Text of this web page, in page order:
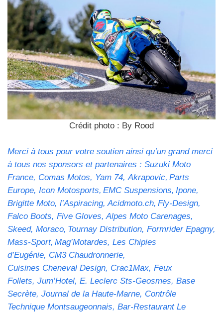
Crédit photo : By Rood
Merci à tous pour votre soutien ainsi qu’un grand merci
à tous nos sponsors et partenaires : Suzuki Moto
France, Comas Motos, Yam 74, Akrapovic, Parts
Europe, Icon Motosports, EMC Suspensions, Ipone,
Brigitte Moto, l’Aspiracing, Acidmoto.ch, Fly-Design,
Falco Boots, Five Gloves, Alpes Moto Carenages,
Skeed, Moraco, Tournay Distribution, Formrider Epagny,
Mass-Sport, Mag’Motardes, Les Chipies
d’Eugénie, CM3 Chaudronnerie,
Cuisines Cheneval Design, Crac1Max, Feux
Follets, Jum’Hotel, E. Leclerc Sts-Geosmes, Base
Secrète, Journal de la Haute-Marne, Contrôle
Technique Montsaugeonnais, Bar-Restaurant Le